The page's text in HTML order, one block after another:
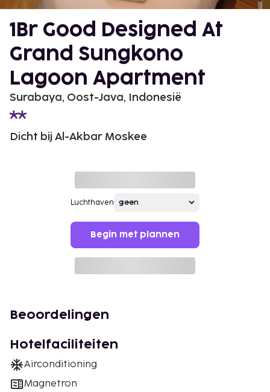
1Br Good Designed At
Grand Sungkono
Lagoon Apartment
Surabaya, Oost-Java, Indonesië
Dicht bij Al-Akbar Moskee
Luchthaven
Begin met plannen
Beoordelingen
Hotelfaciliteiten
Airconditioning
Magnetron